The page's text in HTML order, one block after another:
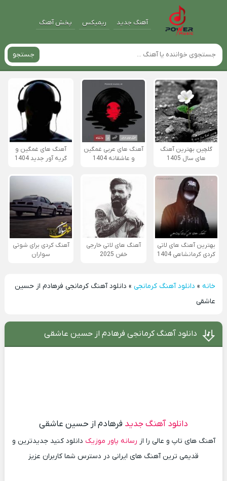
آهنگ جدید ریمیکس پخش آهنگ
جستجو
گلچین بهترین آهنگ
های سال 1405
آهنگ های عربی غمگین
و عاشقانه 1404
آهنگ های غمگین و
گریه آور جدید 1404
بهترین آهنگ های لاتی
کردی کرمانشاهی 1404
آهنگ های لاتی خارجی
خفن 2025
آهنگ کردی برای شوتی
سواران
خانه» دانلود آهنگ کرمانجی» دانلود آهنگ کرمانجی فرهادم از حسین
عاشقی
دانلود آهنگ کرمانجی فرهادم از حسین عاشقی
دانلود آهنگ جدید فرهادم از حسین عاشقی
آهنگ های تاپ و عالی را از رسانه پاور موزیک دانلود کنید جدیدترین و
قدیمی ترین آهنگ های ایرانی در دسترس شما کاربران عزیز